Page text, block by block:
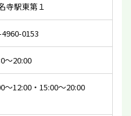
寺駅東第１
0153
〜20:00
〜12:00・15:00〜20:00